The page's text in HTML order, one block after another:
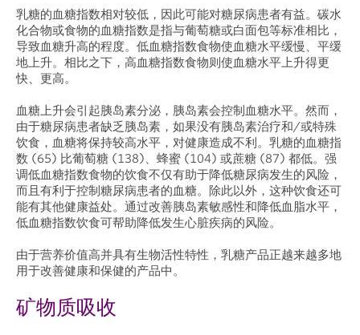
乳糖的血糖指数相对较低，因此可能对糖尿病患者有益。碳水
化合物或食物的血糖指数是指与葡萄糖或白面包等标准相比，
导致血糖升高的程度。低血糖指数食物使血糖水平缓慢、平缓
地上升。相比之下，高血糖指数食物则使血糖水平上升得更
快、更高。
血糖上升会引起胰岛素分泌，胰岛素会控制血糖水平。然而，
由于糖尿病患者缺乏胰岛素，如果没有胰岛素治疗和/或特殊
饮食，血糖将保持较高水平，对健康造成不利。乳糖的血糖指
数 (65) 比葡萄糖 (138)、蜂蜜 (104) 或蔗糖 (87) 都低。强
调低血糖指数食物的饮食不仅有助于降低糖尿病发生的风险，
而且有利于控制糖尿病患者的血糖。除此以外，这种饮食还可
能有其他健康益处。通过改善胰岛素敏感性和降低血脂水平，
低血糖指数饮食可帮助降低发生心脏疾病的风险。
由于营养价值高并具有生物活性特性，乳糖产品正越来越多地
用于改善健康和保健的产品中。
矿物质吸收